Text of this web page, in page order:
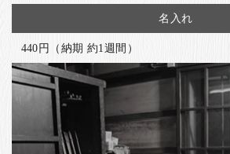
名入れ
440円（納期 約1週間）